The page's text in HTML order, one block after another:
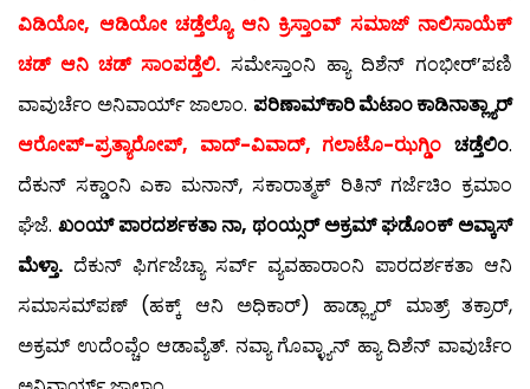
ವಿಡಿಯೋ, ಆಡಿಯೋ ಚಡ್ತೆಲ್ಯೊ ಆನಿ ಕ್ರಿಸ್ತಾಂವ್ ಸಮಾಜ್ ನಾಲಿಸಾಯೆಕ್
ಚಡ್ ಆನಿ ಚಡ್ ಸಾಂಪಡ್ತೆಲಿ. ಸಮೇಸ್ತಾಂನಿ ಹ್ಯಾ ದಿಶೆನ್ ಗಂಭೀರ್’ಪಣಿ
ವಾವುರ್ಚೆಂ ಅನಿವಾರ್ಯ್ ಜಾಲಾಂ. ಪರಿಣಾಮ್‍ಕಾರಿ ಮೆಟಾಂ ಕಾಡಿನಾತ್ಲ್ಯಾರ್
ಆರೋಪ್-ಪ್ರತ್ಯಾರೋಪ್, ವಾದ್-ವಿವಾದ್, ಗಲಾಟೊ-ಝಗ್ಡಿಂ ಚಡ್ತೆಲಿಂ.
ದೆಕುನ್ ಸಕ್ಡಾಂನಿ ಎಕಾ ಮನಾನ್, ಸಕಾರಾತ್ಮಕ್ ರಿತಿನ್ ಗರ್ಜೆಚಿಂ ಕ್ರಮಾಂ
ಘೆಜೆ. ಖಂಯ್ ಪಾರದರ್ಶಕತಾ ನಾ, ಥಂಯ್ಸರ್ ಅಕ್ರಮ್ ಘಡೊಂಕ್ ಅವ್ಕಾಸ್
ಮೆಳ್ತಾ. ದೆಕುನ್ ಫಿರ್ಗಜೆಚ್ಯಾ ಸರ್ವ್ ವ್ಯವಹಾರಾಂನಿ ಪಾರದರ್ಶಕತಾ ಆನಿ
ಸಮಾಸಮ್‍ಪಣ್ (ಹಕ್ಕ್ ಆನಿ ಅಧಿಕಾರ್) ಹಾಡ್ಲ್ಯಾರ್ ಮಾತ್ರ್ ತಕ್ರಾರ್,
ಅಕ್ರಮ್ ಉದೆಂವ್ಚೆಂ ಆಡಾವ್ಯೆತ್. ನವ್ಯಾ ಗೊವ್ಳ್ಯಾನ್ ಹ್ಯಾ ದಿಶೆನ್ ವಾವುರ್ಚೆಂ